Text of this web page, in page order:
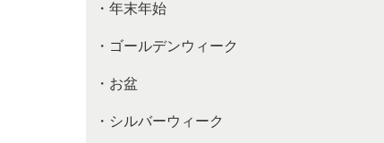
年末年始
ゴールデンウィーク
お盆
シルバーウィーク